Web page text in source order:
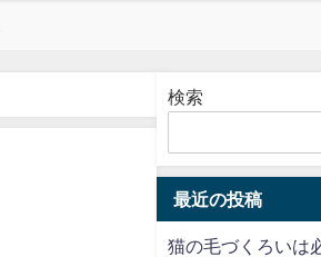
検索
最近の投稿
猫の毛づくろいは